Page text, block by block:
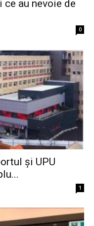
ce au nevoie de
0
și UPU
1